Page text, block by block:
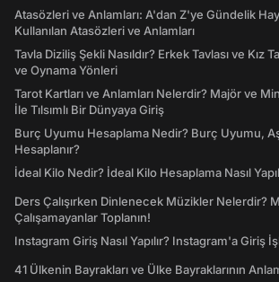
Atasözleri ve Anlamları: A'dan Z'ye Gündelik
Kullanılan Atasözleri ve Anlamları
Tavla Diziliş Şekli Nasıldır? Erkek Tavlası ve Kız
ve Oynama Yönleri
Tarot Kartları ve Anlamları Nelerdir? Majör ve
İle Tılsımlı Bir Dünyaya Giriş
Burç Uyumu Hesaplama Nedir? Burç Uyumu,
Hesaplanır?
İdeal Kilo Nedir? İdeal Kilo Hesaplama Nasıl
Ders Çalışırken Dinlenecek Müzikler Nelerdir?
Çalışamayanlar Toplanın!
Instagram Giriş Nasıl Yapılır? Instagram'a Giriş
41 Ülkenin Bayrakları ve Ülke Bayraklarının